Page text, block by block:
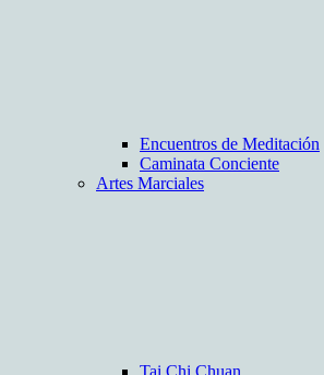
Encuentros de Meditación
Caminata Conciente
Artes Marciales
Tai Chi Chuan